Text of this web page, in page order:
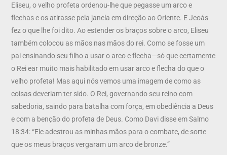
Eliseu, o velho profeta ordenou-lhe que pegasse um arco e
flechas e os atirasse pela janela em direção ao Oriente. E Jeoás
fez o que lhe foi dito. Ao estender os braços sobre o arco, Eliseu
também colocou as mãos nas mãos do rei. Como se fosse um
pai ensinando seu filho a usar o arco e flecha—só que certamente
o Rei ear muito mais habilitado em usar arco e flecha do que o
velho profeta! Mas aqui nós vemos uma imagem de como as
coisas deveriam ter sido. O Rei, governando seu reino com
sabedoria, saindo para batalha com força, em obediência a Deus
e com a benção do profeta de Deus. Como Davi disse em Salmo
18:34: “Ele adestrou as minhas mãos para o combate, de sorte
que os meus braços vergaram um arco de bronze.”